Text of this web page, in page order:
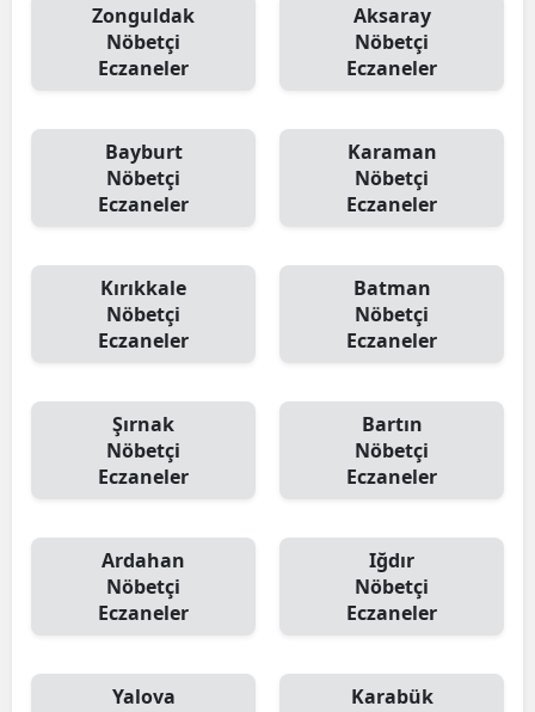
Zonguldak
Nöbetçi
Eczaneler
Aksaray
Nöbetçi
Eczaneler
Bayburt
Nöbetçi
Eczaneler
Karaman
Nöbetçi
Eczaneler
Kırıkkale
Nöbetçi
Eczaneler
Batman
Nöbetçi
Eczaneler
Şırnak
Nöbetçi
Eczaneler
Bartın
Nöbetçi
Eczaneler
Ardahan
Nöbetçi
Eczaneler
Iğdır
Nöbetçi
Eczaneler
Yalova
Karabük